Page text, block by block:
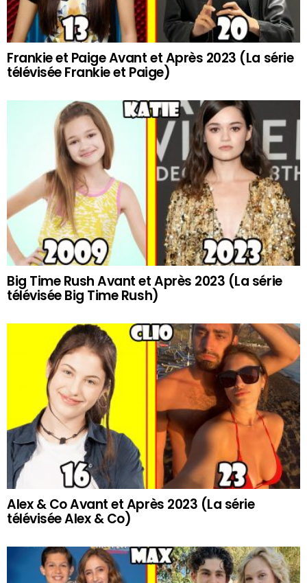
Frankie et Paige Avant et Après 2023 (La série
télévisée Frankie et Paige)
Big Time Rush Avant et Après 2023 (La série
télévisée Big Time Rush)
Alex & Co Avant et Après 2023 (La série
télévisée Alex & Co)